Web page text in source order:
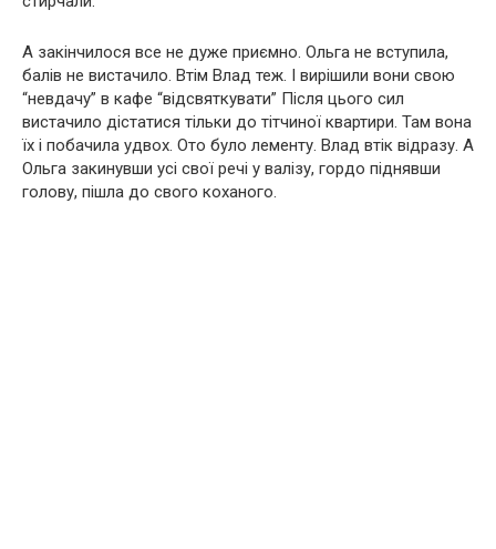
А закінчилося все не дуже приємно. Ольга не вступила,
балів не вистачило. Втім Влад теж. І вирішили вони свою
“невдачу” в кафе “відсвяткувати” Після цього сил
вистачило дістатися тільки до тітчиної квартири. Там вона
їх і побачила удвох. Ото було лементу. Влад втік відразу. А
Ольга закинувши усі свої речі у валізу, гордо піднявши
голову, пішла до свого коханого.